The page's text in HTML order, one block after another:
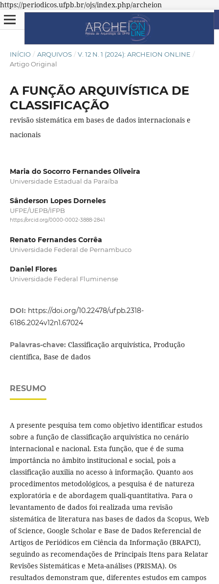
https://periodicos.ufpb.br/ojs/index.php/archeion
INÍCIO / ARQUIVOS / V. 12 N. 1 (2024): ARCHEION ONLINE /
Artigo Original
A FUNÇÃO ARQUIVÍSTICA DE
CLASSIFICAÇÃO
revisão sistemática em bases de dados internacionais e
nacionais
Maria do Socorro Fernandes Oliveira
Universidade Estadual da Paraíba
Sânderson Lopes Dorneles
UFPE/UEPB/IFPB
https://orcid.org/0000-0002-3888-2841
Renato Fernandes Corrêa
Universidade Federal de Pernambuco
Daniel Flores
Universidade Federal Fluminense
DOI: https://doi.org/10.22478/ufpb.2318-
6186.2024v12n1.67024
Palavras-chave: Classificação arquivística, Produção
científica, Base de dados
RESUMO
A presente pesquisa tem como objetivo identificar estudos
sobre a função de classificação arquivística no cenário
internacional e nacional. Esta função, que é de suma
importância no âmbito institucional e social, pois a
classificação auxilia no acesso à informação. Quanto aos
procedimentos metodológicos, a pesquisa é de natureza
exploratória e de abordagem quali-quantitativa. Para o
levantamento de dados foi realizada uma revisão
sistemática de literatura nas bases de dados da Scopus, Web
of Science, Google Scholar e Base de Dados Referencial de
Artigos de Periódicos em Ciência da Informação (BRAPCI),
seguindo as recomendações de Principais Itens para Relatar
Revisões Sistemáticas e Meta-análises (PRISMA). Os
resultados demonstram que, diferentes estudos em campos